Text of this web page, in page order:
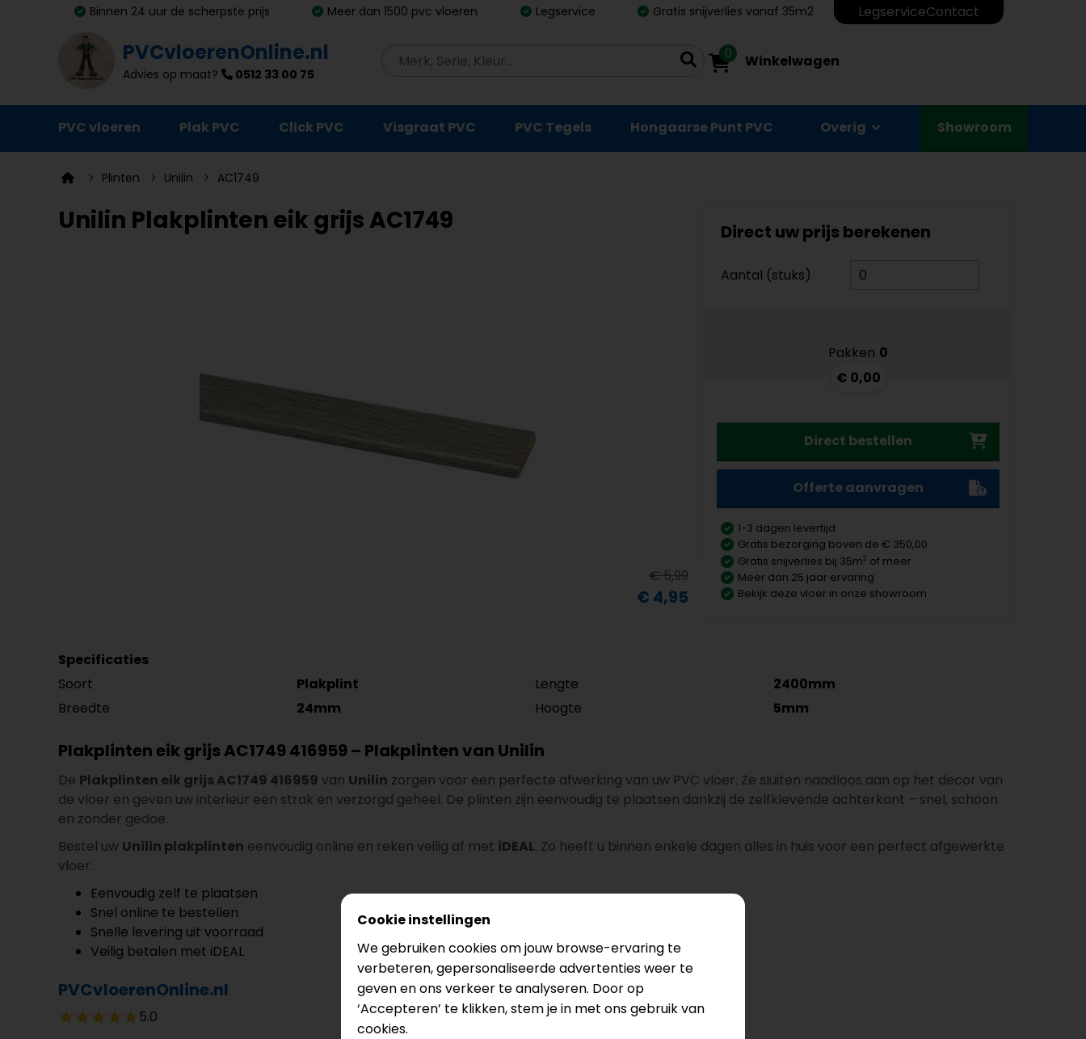
Binnen 24 uur de scherpste prijs Meer dan 1500 pvc vloeren Legservice Gratis snijverlies vanaf 35m2 LegserviceContact
PVCvloerenOnline.nl
Advies op maat? 0512 33 00 75
0 Winkelwagen
PVC vloeren Plak PVC Click PVC Visgraat PVC PVC Tegels Hongaarse Punt PVC Overig
Ondervloeren
Plinten
Showroom
Plinten Unilin AC1749
Unilin Plakplinten eik grijs AC1749
€ 5,99
€ 4,95
Direct uw prijs berekenen
Aantal (stuks)
Pakken 0
€ 0,00
Direct bestellen
Offerte aanvragen
1-3 dagen levertijd
Gratis bezorging boven de € 350,00
Gratis snijverlies bij 35m2 of meer
Meer dan 25 jaar ervaring
Bekijk deze vloer in onze showroom
Specificaties
Soort
Plakplint Lengte
2400mm
Breedte
24mm Hoogte 5mm
Plakplinten eik grijs AC1749 416959 – Plakplinten van Unilin
De Plakplinten eik grijs AC1749 416959 van Unilin zorgen voor een perfecte afwerking van uw PVC vloer. Ze sluiten naadloos aan op het decor van
de vloer en geven uw interieur een strak en verzorgd geheel. De plinten zijn eenvoudig te plaatsen dankzij de zelfklevende achterkant – snel, schoon
en zonder gedoe.
Bestel uw Unilin plakplinten eenvoudig online en reken veilig af met iDEAL. Zo heeft u binnen enkele dagen alles in huis voor een perfect afgewerkte
vloer.
Eenvoudig zelf te plaatsen
Snel online te bestellen
Snelle levering uit voorraad
Veilig betalen met iDEAL
PVCvloerenOnline.nl
5.0
Cookie instellingen
We gebruiken cookies om jouw browse-ervaring te
verbeteren, gepersonaliseerde advertenties weer te
geven en ons verkeer te analyseren. Door op
‘Accepteren’ te klikken, stem je in met ons gebruik van
cookies.